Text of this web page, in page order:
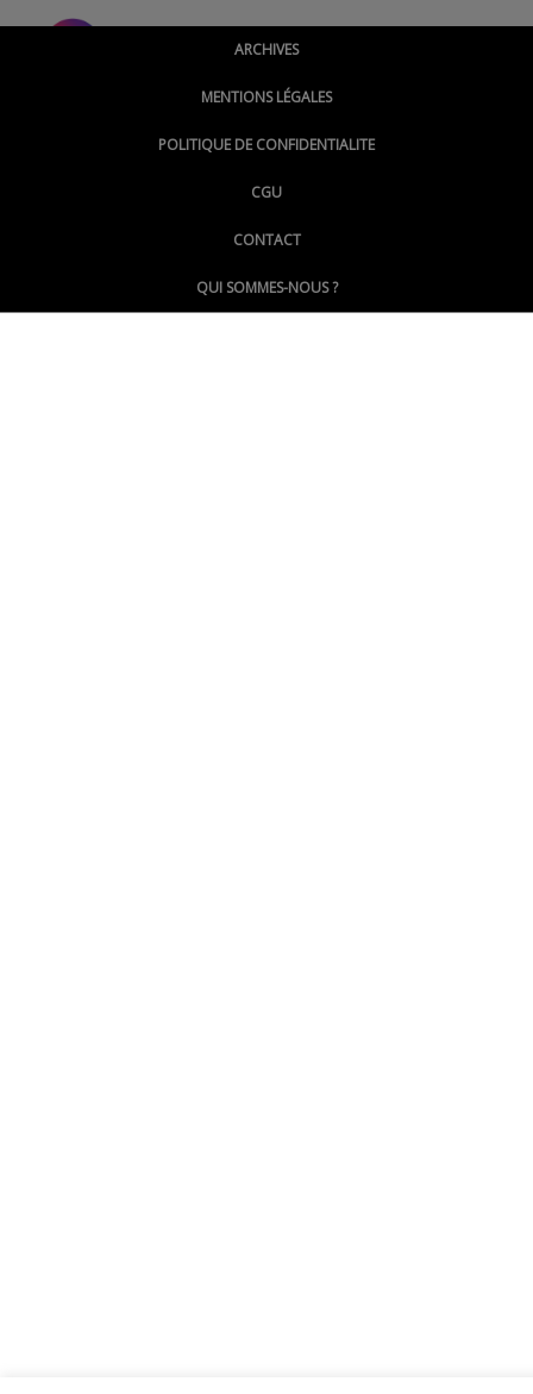
@montpellierpoinginfo
@LePoingMontpellier
ARCHIVES
MENTIONS LÉGALES
POLITIQUE DE CONFIDENTIALITE
CGU
CONTACT
QUI SOMMES-NOUS ?